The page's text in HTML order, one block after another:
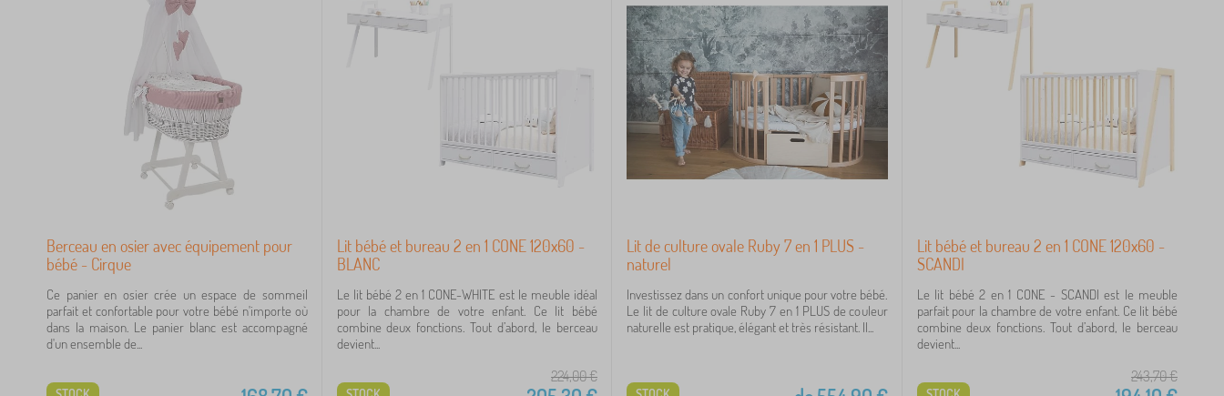
Berceau en osier avec équipement pour
bébé - Cirque
Ce panier en osier crée un espace de sommeil
parfait et confortable pour votre bébé n'importe où
dans la maison. Le panier blanc est accompagné
d'un ensemble de...
Lit bébé et bureau 2 en 1 CONE 120x60 -
BLANC
Le lit bébé 2 en 1 CONE-WHITE est le meuble idéal
pour la chambre de votre enfant. Ce lit bébé
combine deux fonctions. Tout d’abord, le berceau
devient...
224,00€
Lit de culture ovale Ruby 7 en 1 PLUS -
naturel
Investissez dans un confort unique pour votre bébé.
Le lit de culture ovale Ruby 7 en 1 PLUS de couleur
naturelle est pratique, élégant et très résistant. Il...
Lit bébé et bureau 2 en 1 CONE 120x60 -
SCANDI
Le lit bébé 2 en 1 CONE - SCANDI est le meuble
parfait pour la chambre de votre enfant. Ce lit bébé
combine deux fonctions. Tout d’abord, le berceau
devient...
243,70€